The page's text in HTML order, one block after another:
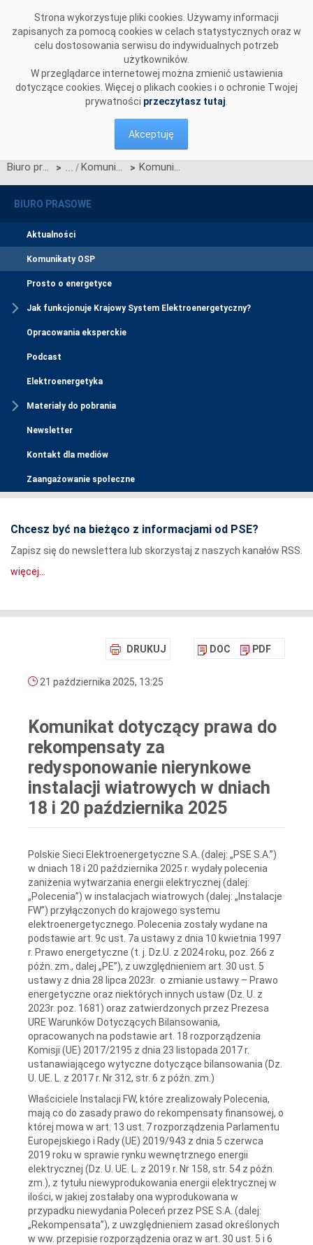
Strona wykorzystuje pliki cookies. Używamy informacji
zapisanych za pomocą cookies w celach statystycznych oraz w
celu dostosowania serwisu do indywidualnych potrzeb
użytkowników.
W przeglądarce internetowej można zmienić ustawienia
dotyczące cookies. Więcej o plikach cookies i o ochronie Twojej
prywatności przeczytasz tutaj
Akceptuję
Biuro prasowe > Komunikaty OSP > Komunikat dotyczący prawa do rekompensaty za redysponowanie nierynkowe instalacji wiatrowych w dniach 18 i 20 października 2025
BIURO PRASOWE
Aktualności
Komunikaty OSP
Prosto o energetyce
Jak funkcjonuje Krajowy System Elektroenergetyczny?
Opracowania eksperckie
Podcast
Elektroenergetyka
Materiały do pobrania
Newsletter
Kontakt dla mediów
Zaangażowanie społeczne
Chcesz być na bieżąco z informacjami od PSE?
Zapisz się do newslettera lub skorzystaj z naszych kanałów RSS.
więcej...
DRUKUJ DOC PDF
21 października 2025, 13:25
Komunikat dotyczący prawa do
rekompensaty za
redysponowanie nierynkowe
instalacji wiatrowych w dniach
18 i 20 października 2025
Polskie Sieci Elektroenergetyczne S.A. (dalej: „PSE S.A.”)
w dniach 18 i 20 października 2025 r. wydały polecenia
zaniżenia wytwarzania energii elektrycznej (dalej:
„Polecenia”) w instalacjach wiatrowych (dalej: „Instalacje
FW”) przyłączonych do krajowego systemu
elektroenergetycznego. Polecenia zostały wydane na
podstawie art. 9c ust. 7a ustawy z dnia 10 kwietnia 1997
r. Prawo energetyczne (t. j. Dz.U. z 2024 roku, poz. 266 z
późn. zm., dalej „PE”), z uwzględnieniem art. 30 ust. 5
ustawy z dnia 28 lipca 2023r. o zmianie ustawy – Prawo
energetyczne oraz niektórych innych ustaw (Dz. U. z
2023r. poz. 1681) oraz zatwierdzonych przez Prezesa
URE Warunków Dotyczących Bilansowania,
opracowanych na podstawie art. 18 rozporządzenia
Komisji (UE) 2017/2195 z dnia 23 listopada 2017 r.
ustanawiającego wytyczne dotyczące bilansowania (Dz.
U. UE. L. z 2017 r. Nr 312, str. 6 z późn. zm.)
Właściciele Instalacji FW, które zrealizowały Polecenia,
mają co do zasady prawo do rekompensaty finansowej, o
której mowa w art. 13 ust. 7 rozporządzenia Parlamentu
Europejskiego i Rady (UE) 2019/943 z dnia 5 czerwca
2019 roku w sprawie rynku wewnętrznego energii
elektrycznej (Dz. U. UE. L. z 2019 r. Nr 158, str. 54 z późn.
zm.), z tytułu niewyprodukowania energii elektrycznej w
ilości, w jakiej zostałaby ona wyprodukowana w
przypadku niewydania Poleceń przez PSE S.A. (dalej:
„Rekompensata”), z uwzględnieniem zasad określonych
w ww. przepisie rozporządzenia oraz w art. 30 ust. 5 i 6